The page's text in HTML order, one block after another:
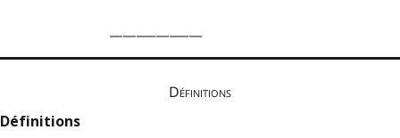
Définitions
Définitions